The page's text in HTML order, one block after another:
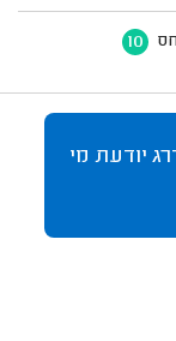
10
יודעת מי